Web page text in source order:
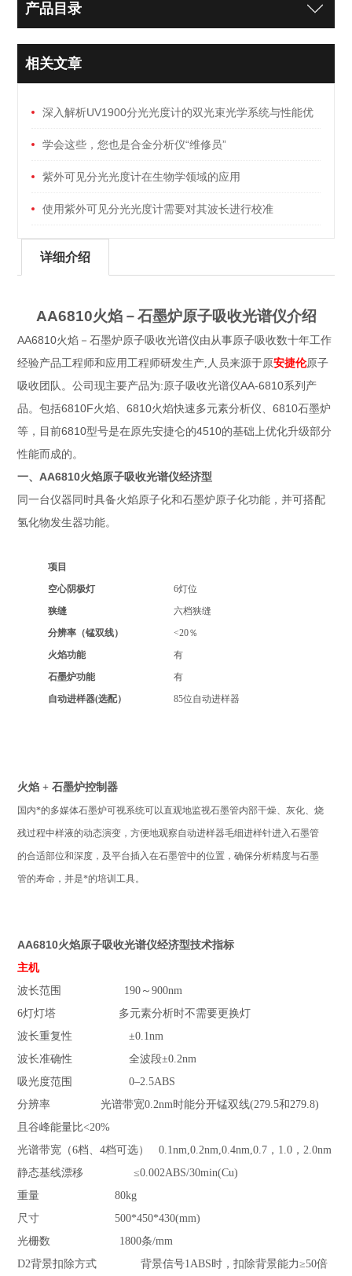
产品目录
相关文章
深入解析UV1900分光光度计的双光束光学系统与性能优
势 学会这些，您也是合金分析仪“维修员”
紫外可见分光光度计在生物学领域的应用
使用紫外可见分光光度计需要对其波长进行校准
详细介绍
AA6810火焰－石墨炉原子吸收光谱仪介绍
AA6810火焰－石墨炉原子吸收光谱仪由从事原子吸收数十年工作
经验产品工程师和应用工程师研发生产,人员来源于原安捷伦原子
吸收团队。公司现主要产品为:原子吸收光谱仪AA-6810系列产
品。包括6810F火焰、6810火焰快速多元素分析仪、6810石墨炉
等，目前6810型号是在原先安捷仑的4510的基础上优化升级部分
性能而成的。
一、AA6810火焰原子吸收光谱仪经济型
同一台仪器同时具备火焰原子化和石墨炉原子化功能，并可搭配
氢化物发生器功能。
项目
空心阴极灯
6灯位
狭缝
六档狭缝
分辨率（锰双线）
<20％
火焰功能
有
石墨炉功能
有
自动进样器(选配）
85位自动进样器
火焰 +石墨炉控制器
国内*的多媒体石墨炉可视系统可以直观地监视石墨管内部干燥、灰化、烧
残过程中样液的动态演变，方便地观察自动进样器毛细进样针进入石墨管
的合适部位和深度，及平台插入在石墨管中的位置，确保分析精度与石墨
管的寿命，并是*的培训工具。
AA6810火焰原子吸收光谱仪经济型技术指标
主机
波长范围 190～900nm
6灯灯塔 多元素分析时不需要更换灯
波长重复性 ±0.1nm
波长准确性 全波段±0.2nm
吸光度范围 0–2.5ABS
分辨率 光谱带宽0.2nm时能分开锰双线(279.5和279.8)
且谷峰能量比<20%
光谱带宽（6档、4档可选） 0.1nm,0.2nm,0.4nm,0.7，1.0，2.0nm
静态基线漂移 ≤0.002ABS/30min(Cu)
重量 80kg
尺寸 500*450*430(mm)
光栅数 1800条/mm
D2背景扣除方式 背景信号1ABS时，扣除背景能力≥50倍